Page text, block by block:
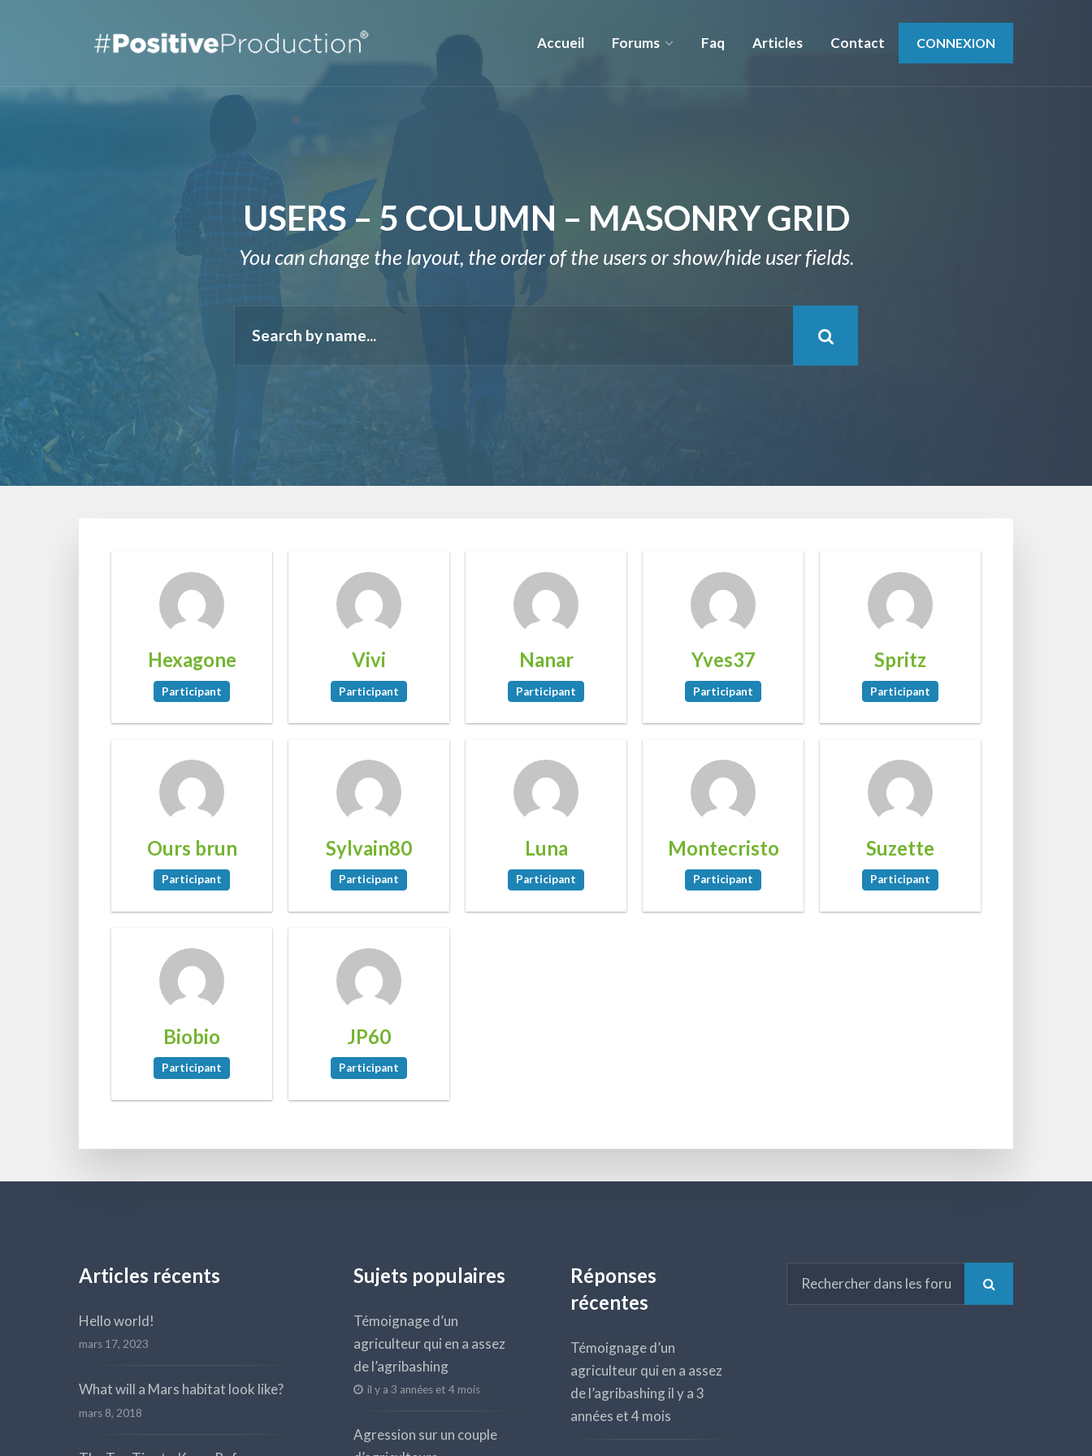
Accueil Forums Faq Articles Contact CONNEXION
USERS – 5 COLUMN – MASONRY GRID
You can change the layout, the order of the users or show/hide user fields.
Hexagone
Participant
Ours brun
Participant
Biobio
Participant
Vivi
Participant
Sylvain80
Participant
JP60
Participant
Nanar
Participant
Luna
Participant
Yves37
Participant
Montecristo
Participant
Spritz
Participant
Suzette
Participant
Articles récents
Hello world!
mars 17, 2023
What will a Mars habitat look like?
mars 8, 2018
Sujets populaires
Témoignage d’un
agriculteur qui en a assez
de l’agribashing
il y a 3 années et 4 mois
Agression sur un couple
Réponses
récentes
Témoignage d’un
agriculteur qui en a assez
de l’agribashingil y a 3
années et 4 mois